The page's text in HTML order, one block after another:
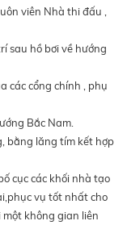
viên Nhà thi đấu ,
sau hồ bơi về hướng
các cổng chính , phụ
Bắc Nam.
bằng lăng tím kết hợp
cục các khối nhà tạo
vụ tốt nhất cho
không gian liên